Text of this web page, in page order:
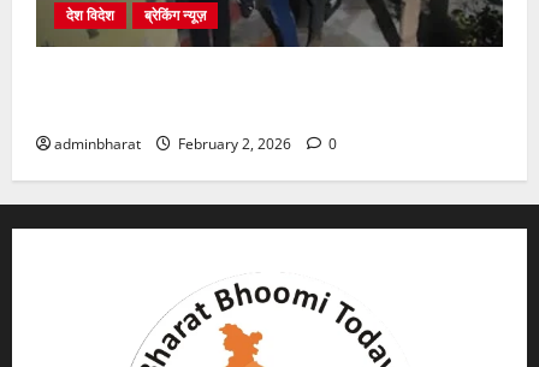
देश विदेश
ब्रेकिंग न्यूज़
adminbharat February 2, 2026 0